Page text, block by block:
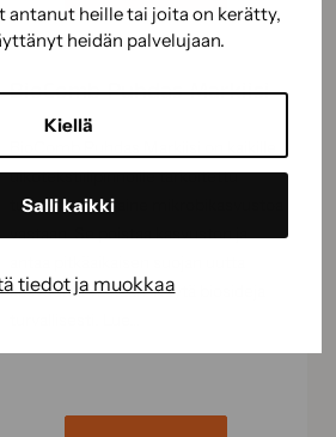
antanut heille tai joita on kerätty,
heidän palvelujaan.
Kiellä
Salli kaikki
tiedot ja muokkaa
BioComb Puhdas Markiisi
ulkotekstiilipinnoille tarkoitettu
tuho- ja suoja-aine mikrobikasvustoa
vastaan. Se poistaa kasvuston ja
kasvustoa vastaan. Käytä biosideja